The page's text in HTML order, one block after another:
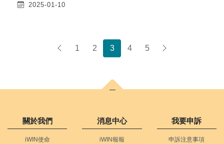
2025-01-10
上一頁
1 2 3 4 5 下一頁
關於我們
iWIN使命
消息中心
iWIN報報
我要申訴
申訴注意事項